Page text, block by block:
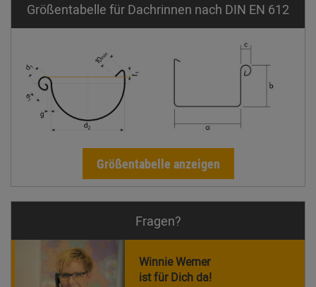
Größentabelle für Dachrinnen nach DIN EN 612
Größentabelle anzeigen
Fragen?
Winnie Werner
ist für Dich da!